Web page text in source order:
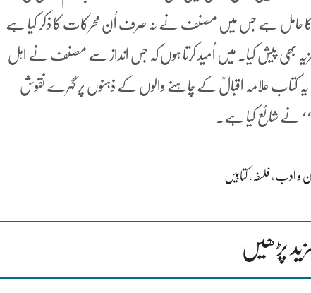
کا حامل ہے جس میں مصنف نے نہ صرف اُن محرکات کا ذکر کیا ہے
تجزیہ بھی پیش کیا۔ میں اُمید کرتا ہوں کہ جس انداز سے مصنف نے اہل
کتاب علامہ اقبالؒ کے چاہنے والوں کے ذہنوں پر گہرے نقوش
نے شائع کیا ہے.
و ادب، فلسفہ ،کتابیں
پڑھیں